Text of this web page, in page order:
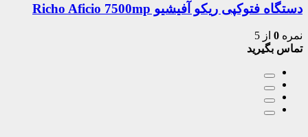
دستگاه فتوکپی ریکو آفیشیو Richo Aficio 7500mp
نمره 0 از 5
تماس بگیرید